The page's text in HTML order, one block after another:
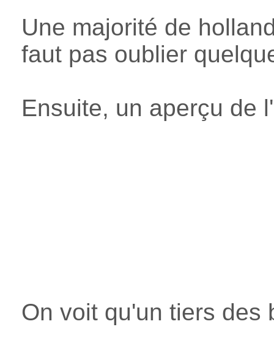
Une majorité de
faut pas oublier
Ensuite, un aperçu de
On voit qu'un tiers des